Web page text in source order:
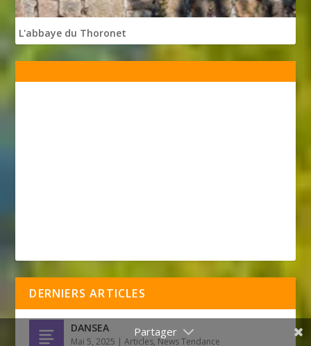
L'abbaye du Thoronet
DERNIERS ARTICLES
DANSEA
Mai 5, 2025 |Articles, News Tendance